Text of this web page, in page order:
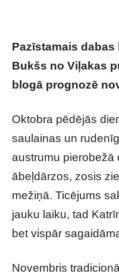
Pazīstamais
Bukšs no Viļakas
blogā prognozē
Oktobra pēdējās
saulainas un
austrumu pierobežā
ābeļdārzos, zosis
mežiņā. Ticējums
jauku laiku, tad
bet vispār
Novembris